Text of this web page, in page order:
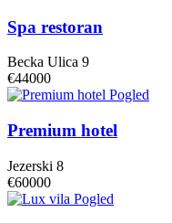
Spa restoran
Becka Ulica 9
€44000
Pogled
Premium hotel
Jezerski 8
€60000
Pogled